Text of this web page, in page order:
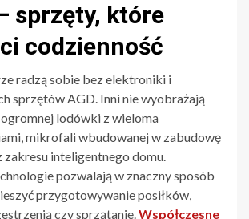
sprzęty, które
codzienność
radzą sobie bez elektroniki i
sprzętów AGD. Inni nie wyobrażają
lodówki z wieloma
mikrofali wbudowanej w zabudowę
zakresu inteligentnego domu.
pozwalają w znaczny sposób
przygotowywanie posiłków,
czy sprzątanie.Współczesne